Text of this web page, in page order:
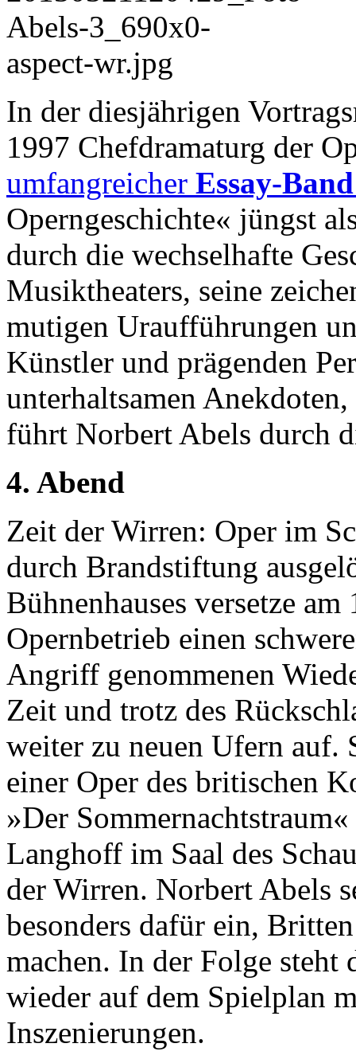
In der diesjährigen
1997 Chefdramaturg der
umfangreicher Essay-
Operngeschichte« jüngst
durch die wechselhafte
Musiktheaters, seine
mutigen Uraufführungen
Künstler und prägenden
unterhaltsamen
führt Norbert Abels durch
4. Abend
Zeit der Wirren: Oper im
durch Brandstiftung
Bühnenhauses versetze
Opernbetrieb einen
Angriff genommenen
Zeit und trotz des
weiter zu neuen Ufern
einer Oper des britischen
»Der
Langhoff im Saal des
der Wirren. Norbert Abels
besonders dafür ein,
machen. In der Folge
wieder auf dem Spielplan
Inszenierungen.